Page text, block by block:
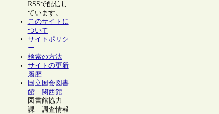
RSSで配信し
ています。
このサイトに
ついて
サイトポリシ
ー
検索の方法
サイトの更新
履歴
国立国会図書
館 関西館
図書館協力
課 調査情報